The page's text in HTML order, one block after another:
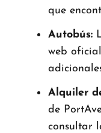
que
Autobús:
web
Alquiler
de
consultar